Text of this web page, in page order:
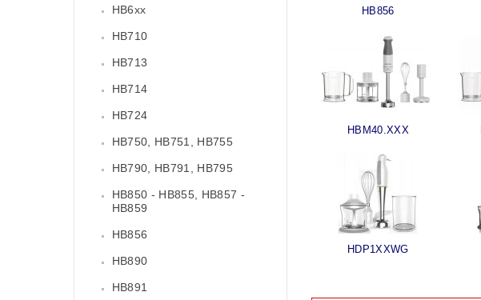
HB6xx
HB710
HB713
HB714
HB724
HB750, HB751, HB755
HB790, HB791, HB795
HB850 - HB855, HB857 -
HB859
HB856
HB890
HB891
HB856
HBM40.XXX
HDP1XXWG